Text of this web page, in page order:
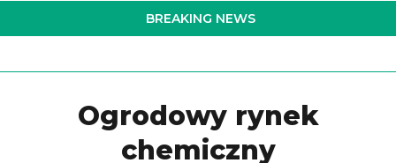
to
BREAKING NEWS
Ogrodowy rynek
chemiczny